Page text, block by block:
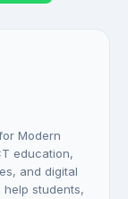
Modern
education,
and digital
students,